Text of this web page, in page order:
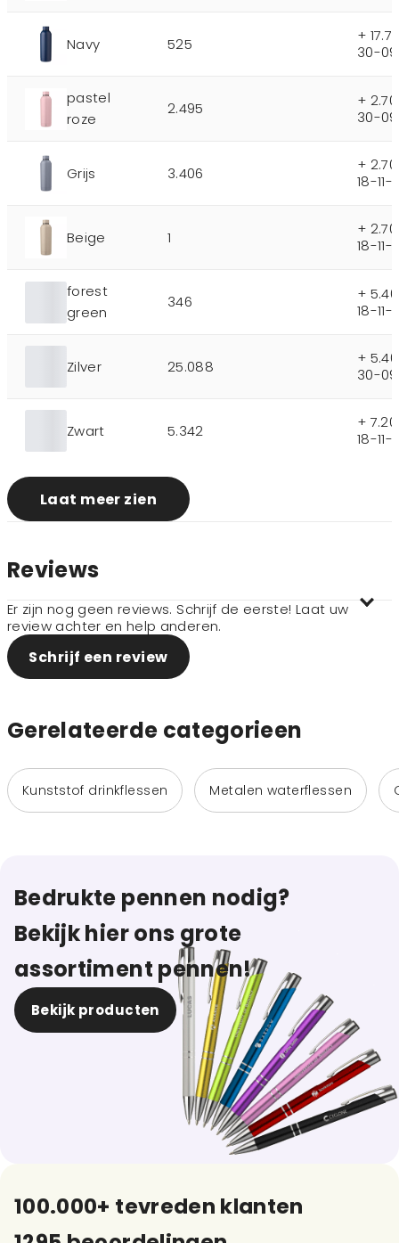
Navy 525
+
30-
pastel
roze
2.495
+
30-
Grijs 3.406
+
18-
Beige 1
+
18-
forest
green
346
+
18-
Zilver 25.088
+
30-
Zwart 5.342
+
18-
Laat meer zien
Reviews
Er zijn nog geen reviews. Schrijf de eerste! Laat uw
review achter en help anderen.
Schrijf een review
Gerelateerde categorieen
Kunststof drinkflessen Metalen waterflessen
Bedrukte pennen nodig?
Bekijk hier ons grote
assortiment pennen!
Bekijk producten
100.000+ tevreden klanten